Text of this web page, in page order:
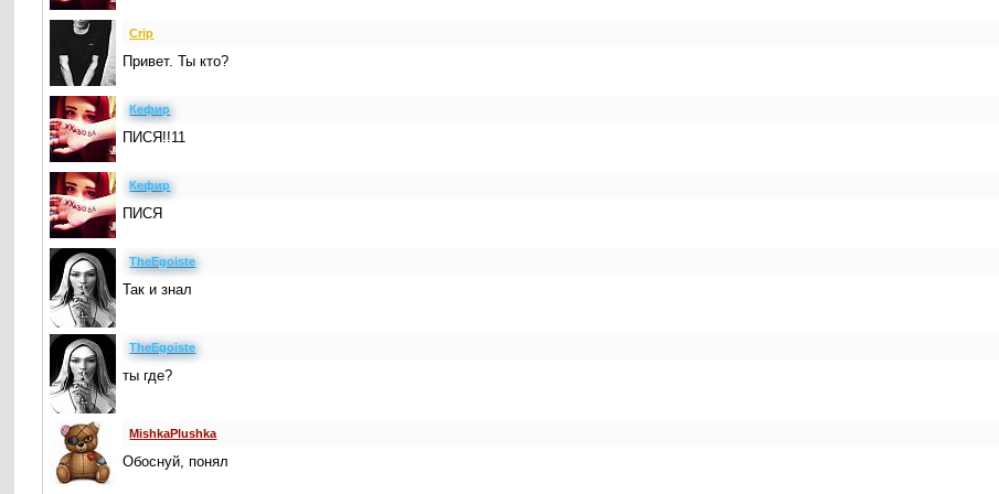
Crip
Привет. Ты кто?
Кефир
ПИСЯ!!11
Кефир
ПИСЯ
TheEgoiste
Так и знал
TheEgoiste
ты где?
MishkaPlushka
Обоснуй, понял